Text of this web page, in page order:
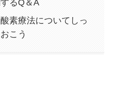
るQ＆A
素療法についてしっ
こう